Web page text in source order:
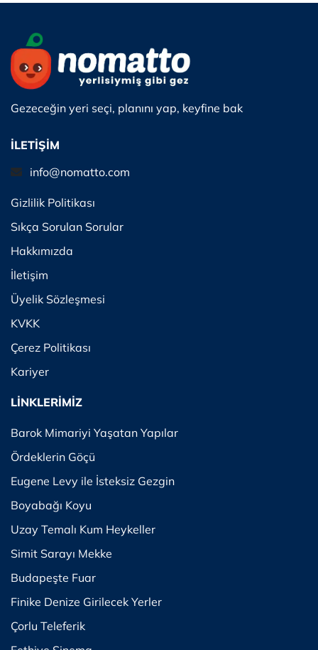
Gezeceğin yeri seçi, planını yap, keyfine bak
İLETİŞİM
info@nomatto.com
Gizlilik Politikası
Sıkça Sorulan Sorular
Hakkımızda
İletişim
Üyelik Sözleşmesi
KVKK
Çerez Politikası
Kariyer
LİNKLERİMİZ
Barok Mimariyi Yaşatan Yapılar
Ördeklerin Göçü
Eugene Levy ile İsteksiz Gezgin
Boyabağı Koyu
Uzay Temalı Kum Heykeller
Simit Sarayı Mekke
Budapeşte Fuar
Finike Denize Girilecek Yerler
Çorlu Teleferik